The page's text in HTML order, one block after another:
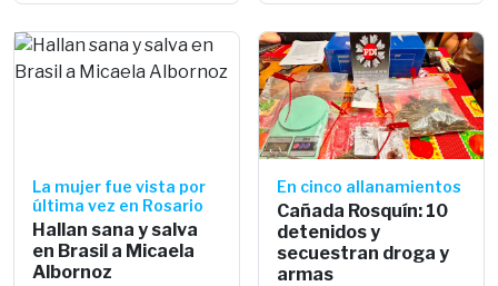
La mujer fue vista por
última vez en Rosario
Hallan sana y salva
en Brasil a Micaela
Albornoz
En cinco allanamientos
Cañada Rosquín: 10
detenidos y
secuestran droga y
armas